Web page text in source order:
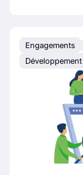
Engagements